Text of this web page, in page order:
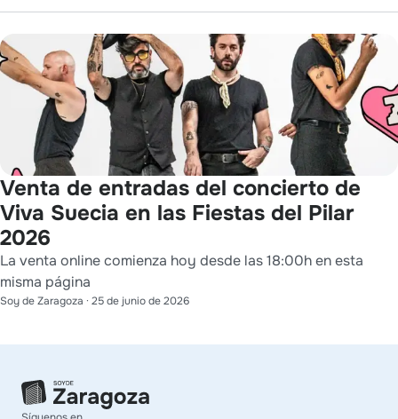
Venta de entradas del concierto de
Viva Suecia en las Fiestas del Pilar
2026
La venta online comienza hoy desde las 18:00h en esta
misma página
Soy de Zaragoza · 25 de junio de 2026